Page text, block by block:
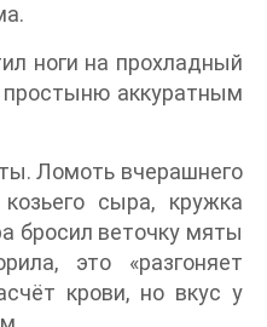
ноги на прохладный
аккуратным
Ломоть вчерашнего
сыра, кружка
бросил веточку мяты
это «разгоняет
крови, но вкус у